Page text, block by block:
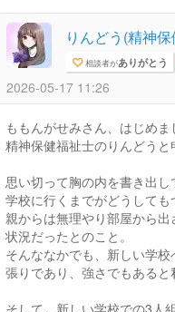
りんどう(精神
相談者がありがとう
2026-05-17 11:26
ももんがせみさん、はじめ
精神保健福祉士のりんどうと
思い切って胸の内を書き出し
学校に行くまでがどうしても
親からは無理やり部屋から
状況だったとのこと。
そんななかでも、新しい学
張りであり、強さでもあると
そして、新しい学校での3人